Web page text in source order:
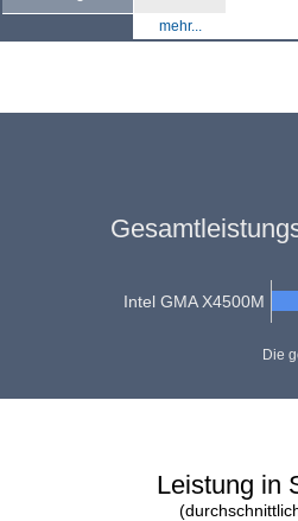
mehr...
Intel GMA X4500M
Die
Leistung in